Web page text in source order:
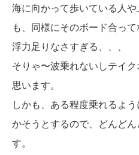
海に向かって歩いている人
も、同様にそのボード合って
浮力足りなさすぎる、、、
そりゃ〜波乗れないしテイ
思います。
しかも、ある程度乗れるよ
かそうとするので、どんど
す。